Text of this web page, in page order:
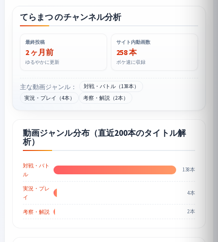
てらまつ のチャンネル分析
最終投稿
2 ヶ月前
ゆるやかに更新
サイト内動画数
258 本
ポケ速に収録
主な動画ジャンル：
対戦・バトル（138本）
実況・プレイ（4本）
考察・解説（2本）
動画ジャンル分布（直近200本のタイトル解
析）
対戦・バト
ル
138本
実況・プレ
イ
4本
考察・解説 2本